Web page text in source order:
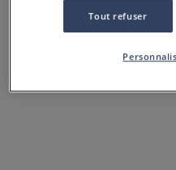
0
Tout refuser